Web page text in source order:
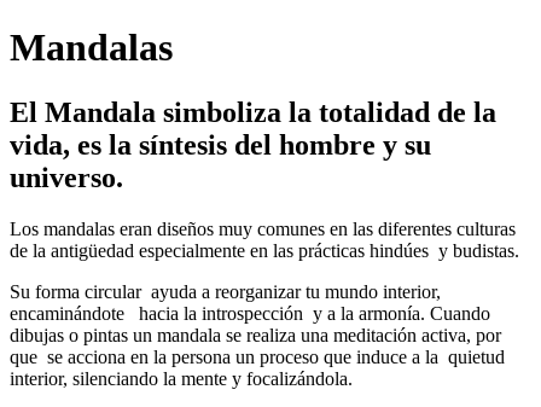
Mandalas
El Mandala simboliza la totalidad de la
vida, es la síntesis del hombre y su
universo.
Los mandalas eran diseños muy comunes en las diferentes culturas
de la antigüedad especialmente en las prácticas hindúes y budistas.
Su forma circular ayuda a reorganizar tu mundo interior,
encaminándote hacia la introspección y a la armonía. Cuando
dibujas o pintas un mandala se realiza una meditación activa, por
que se acciona en la persona un proceso que induce a la quietud
interior, silenciando la mente y focalizándola.